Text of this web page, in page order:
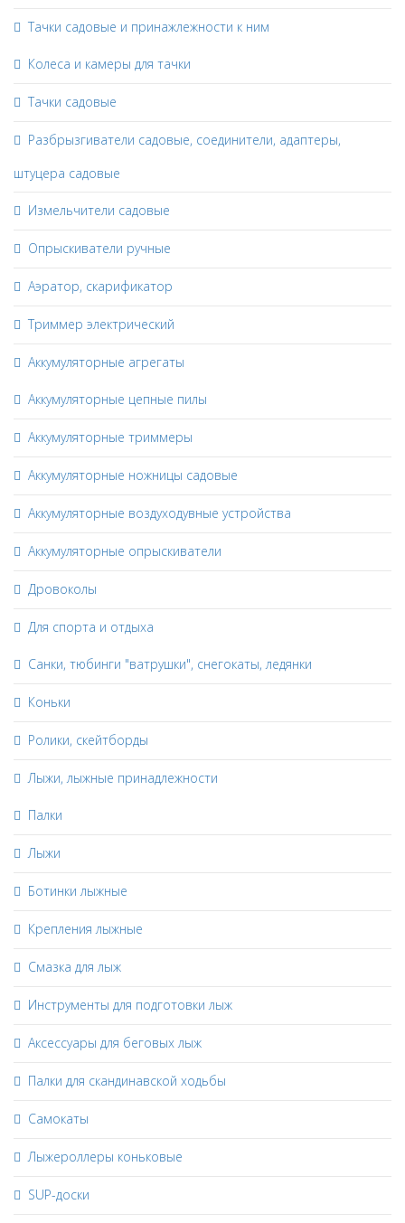
Тачки садовые и принажлежности к ним
Колеса и камеры для тачки
Тачки садовые
Разбрызгиватели садовые, соединители, адаптеры,
штуцера садовые
Измельчители садовые
Опрыскиватели ручные
Аэратор, скарификатор
Триммер электрический
Аккумуляторные агрегаты
Аккумуляторные цепные пилы
Аккумуляторные триммеры
Аккумуляторные ножницы садовые
Аккумуляторные воздуходувные устройства
Аккумуляторные опрыскиватели
Дровоколы
Для спорта и отдыха
Санки, тюбинги "ватрушки", снегокаты, ледянки
Коньки
Ролики, скейтборды
Лыжи, лыжные принадлежности
Палки
Лыжи
Ботинки лыжные
Крепления лыжные
Смазка для лыж
Инструменты для подготовки лыж
Аксессуары для беговых лыж
Палки для скандинавской ходьбы
Самокаты
Лыжероллеры коньковые
SUP-доски